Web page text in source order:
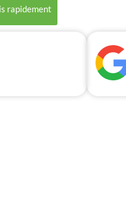
rapidement